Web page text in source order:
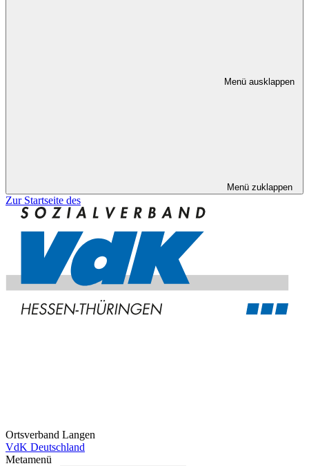
Menü ausklappen
Menü zuklappen
Zur Startseite des
Ortsverband Langen
VdK Deutschland
Metamenü